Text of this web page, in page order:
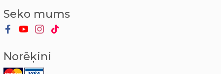
Seko mums
Norēķini